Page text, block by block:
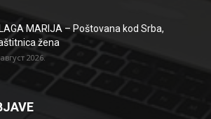
MARIJA – Poštovana kod Srba,
žena
2026.